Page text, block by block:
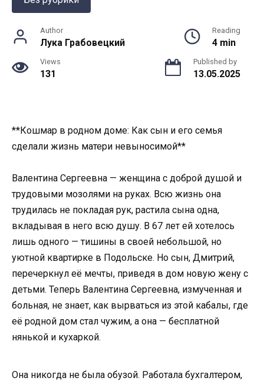
Author
Лука Грабовецкий
Reading
4 min
Views
131
Published by
13.05.2025
**Кошмар в родном доме: Как сын и его семья
сделали жизнь матери невыносимой**
Валентина Сергеевна — женщина с доброй душой и
трудовыми мозолями на руках. Всю жизнь она
трудилась не покладая рук, растила сына одна,
вкладывая в него всю душу. В 67 лет ей хотелось
лишь одного — тишины в своей небольшой, но
уютной квартирке в Подольске. Но сын, Дмитрий,
перечеркнул её мечты, приведя в дом новую жену с
детьми. Теперь Валентина Сергеевна, измученная и
больная, не знает, как вырваться из этой кабалы, где
её родной дом стал чужим, а она — бесплатной
нянькой и кухаркой.
Она никогда не была обузой. Работала бухгалтером,